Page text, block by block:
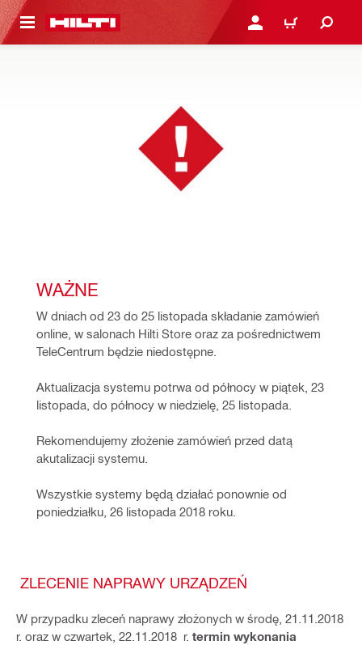
GŁÓWNEJ ZALOGUJ SIĘ LUB
KOSZYK
WAŻNE
W dniach od 23 do 25 listopada składanie zamówień
online, w salonach Hilti Store oraz za pośrednictwem
TeleCentrum będzie niedostępne.
Aktualizacja systemu potrwa od północy w piątek, 23
listopada, do północy w niedzielę, 25 listopada.
Rekomendujemy złożenie zamówień przed datą
akutalizacji systemu.
Wszystkie systemy będą działać ponownie od
poniedziałku, 26 listopada 2018 roku.
ZLECENIE NAPRAWY URZĄDZEŃ
W przypadku zleceń naprawy złożonych w środę, 21.11.2018
r. oraz w czwartek, 22.11.2018 r. termin wykonania